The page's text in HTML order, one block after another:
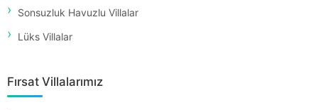
Sonsuzluk Havuzlu Villalar
Lüks Villalar
Fırsat Villalarımız